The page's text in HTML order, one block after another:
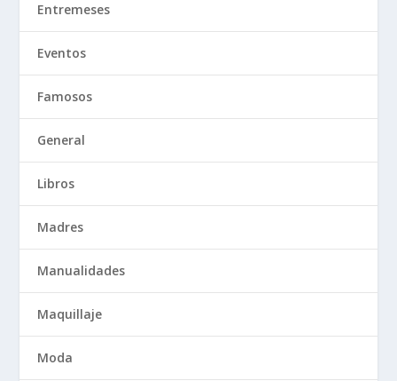
Entremeses
Eventos
Famosos
General
Libros
Madres
Manualidades
Maquillaje
Moda